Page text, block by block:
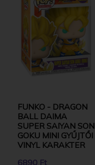
FUNKO - DRAGON
BALL DAIMA
SUPER SAIYAN SON
GOKU MINI GYŰJTŐI
VINYL KARAKTER
6890 Ft